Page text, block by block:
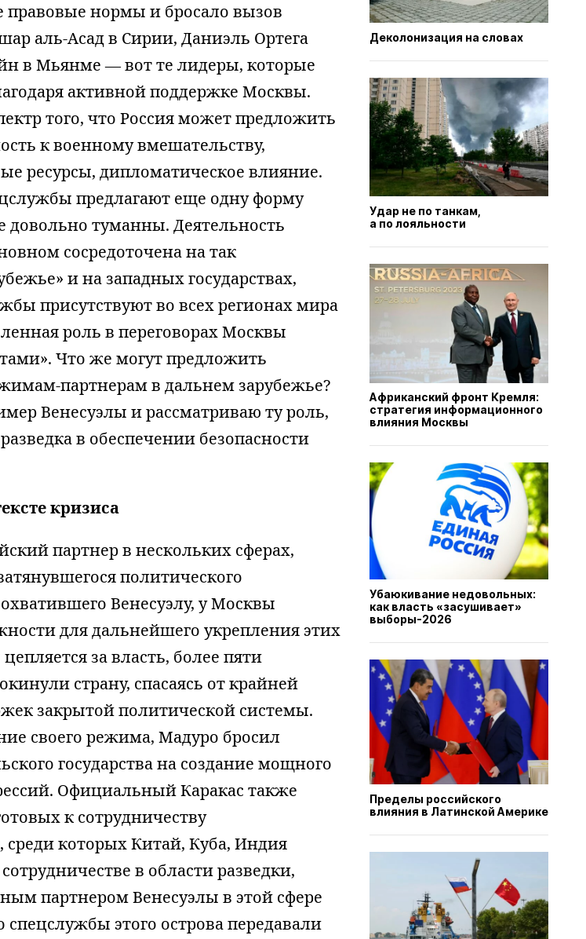
нормы и бросало вызов
аль-Асад в Сирии, Даниэль Ортега
в Мьянме — вот те лидеры, которые
активной поддержке Москвы.
того, что Россия может предложить
к военному вмешательству,
ресурсы, дипломатическое влияние.
предлагают еще одну форму
довольно туманны. Деятельность
сосредоточена на так
и на западных государствах,
присутствуют во всех регионах мира
роль в переговорах Москвы
Что же могут предложить
партнерам в дальнем зарубежье?
Венесуэлы и рассматриваю ту роль,
в обеспечении безопасности
кризиса
партнер в нескольких сферах,
политического
Венесуэлу, у Москвы
для дальнейшего укрепления этих
за власть, более пяти
страну, спасаясь от крайней
закрытой политической системы.
своего режима, Мадуро бросил
государства на создание мощного
Официальный Каракас также
к сотрудничеству
, среди которых Китай, Куба, Индия
в области разведки,
партнером Венесуэлы в этой сфере
спецслужбы этого острова передавали
Деколонизация на словах
Удар не по танкам,
а по лояльности
Африканский фронт Кремля:
стратегия информационного
влияния Москвы
Убаюкивание недовольных:
как власть «засушивает»
выборы-2026
Пределы российского
влияния в Латинской Америке